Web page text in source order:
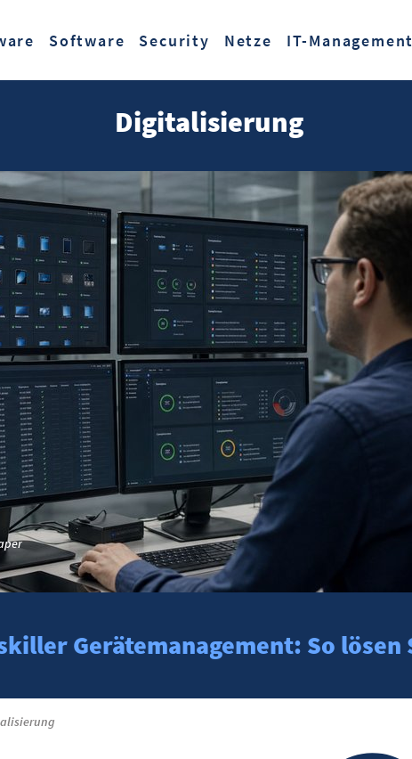
Software Security Netze IT-Management
Digitalisierung
Gerätemanagement: So lösen